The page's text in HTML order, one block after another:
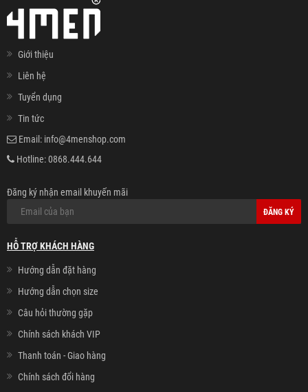
Giới thiệu
Liên hệ
Tuyển dụng
Tin tức
Email: info@4menshop.com
Hotline:0868.444.644
Đăng ký nhận email khuyến mãi
ĐĂNG KÝ
HỖ TRỢ KHÁCH HÀNG
Hướng dẫn đặt hàng
Hướng dẫn chọn size
Câu hỏi thường gặp
Chính sách khách VIP
Thanh toán - Giao hàng
Chính sách đổi hàng